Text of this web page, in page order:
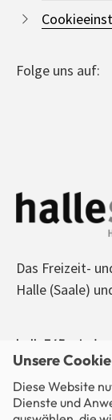
Folge uns auf:
Das Freizeit-
Halle (Saale)
halle365 -
Sport, Kino,
Unsere
Diese Website
Dienste und